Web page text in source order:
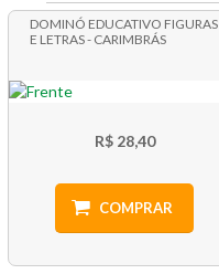
DOMINÓ EDUCATIVO FIGURAS
E LETRAS - CARIMBRÁS
R$ 28,40
COMPRAR